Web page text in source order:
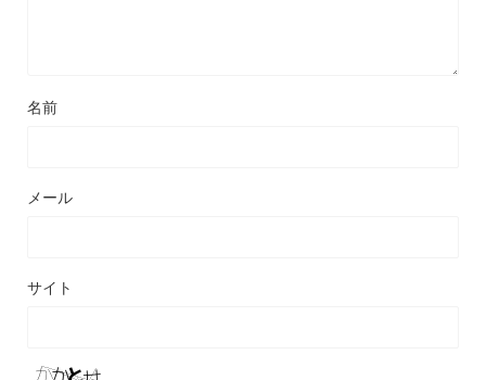
名前
メール
サイト